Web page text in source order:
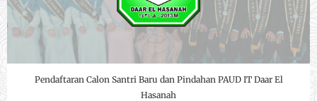
Pendaftaran Calon Santri Baru dan Pindahan PAUD IT Daar El
Hasanah